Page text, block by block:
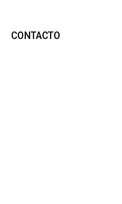
CONTACTO